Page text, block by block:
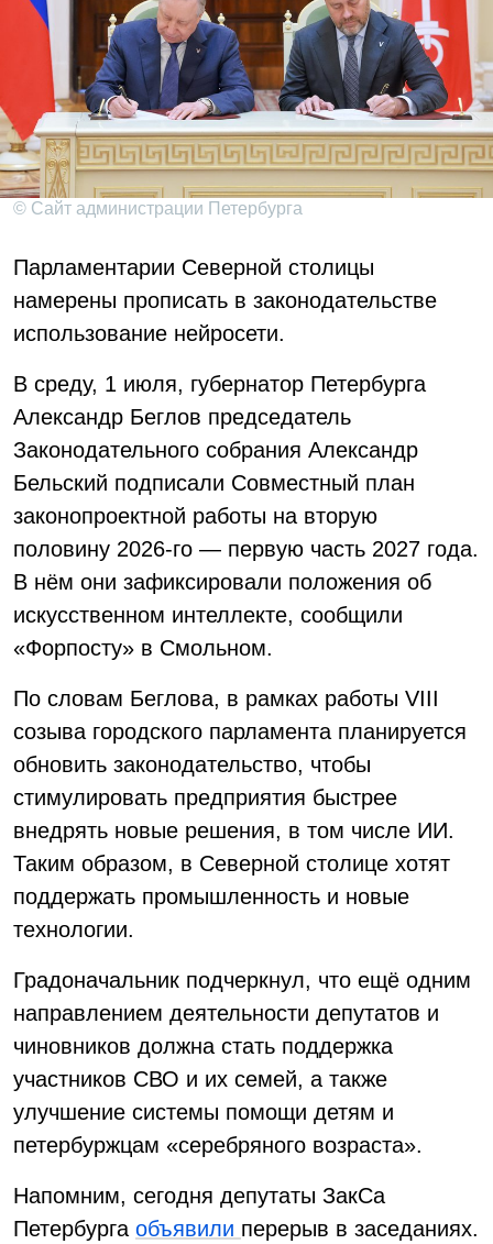
© Сайт администрации Петербурга
Парламентарии Северной столицы
намерены прописать в законодательстве
использование нейросети.
В среду, 1 июля, губернатор Петербурга
Александр Беглов председатель
Законодательного собрания Александр
Бельский подписали Совместный план
законопроектной работы на вторую
половину 2026-го — первую часть 2027 года.
В нём они зафиксировали положения об
искусственном интеллекте, сообщили
«Форпосту» в Смольном.
По словам Беглова, в рамках работы VIII
созыва городского парламента планируется
обновить законодательство, чтобы
стимулировать предприятия быстрее
внедрять новые решения, в том числе ИИ.
Таким образом, в Северной столице хотят
поддержать промышленность и новые
технологии.
Градоначальник подчеркнул, что ещё одним
направлением деятельности депутатов и
чиновников должна стать поддержка
участников СВО и их семей, а также
улучшение системы помощи детям и
петербуржцам «серебряного возраста».
Напомним, сегодня депутаты ЗакСа
Петербурга объявили перерыв в заседаниях.